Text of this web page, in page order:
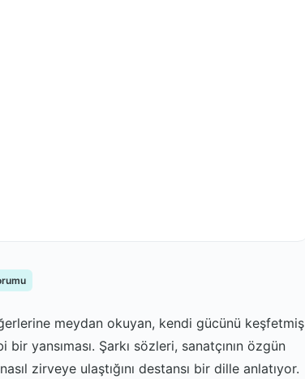
meydan okuyan, kendi gücünü keşfetmiş
yansıması. Şarkı sözleri, sanatçının özgün
zirveye ulaştığını destansı bir dille anlatıyor.